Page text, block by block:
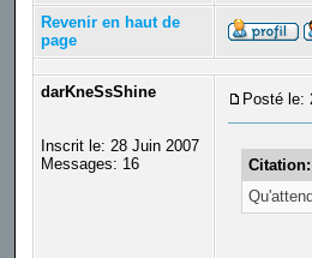
Revenir en haut de
page
darKneSsShine
Inscrit le: 28 Juin 2007
Messages: 16
Posté le:
Citation: